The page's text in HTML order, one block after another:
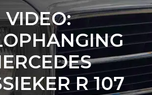
VIDEO:
R 107